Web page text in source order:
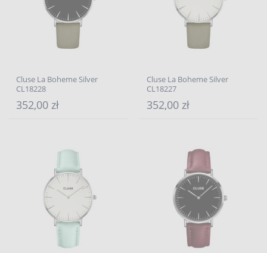
Cluse La Boheme Silver
CL18228
352,00 zł
Cluse La Boheme Silver
CL18227
352,00 zł